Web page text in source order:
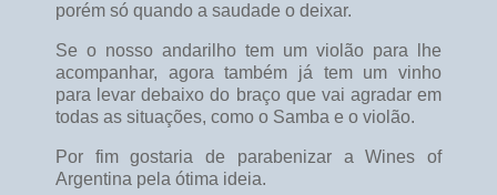
porém só quando a saudade o deixar.
Se o nosso andarilho tem um violão para lhe
acompanhar, agora também já tem um vinho
para levar debaixo do braço que vai agradar em
todas as situações, como o Samba e o violão.
Por fim gostaria de parabenizar a Wines of
Argentina pela ótima ideia.